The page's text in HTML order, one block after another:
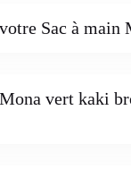
Sac à
vert kaki